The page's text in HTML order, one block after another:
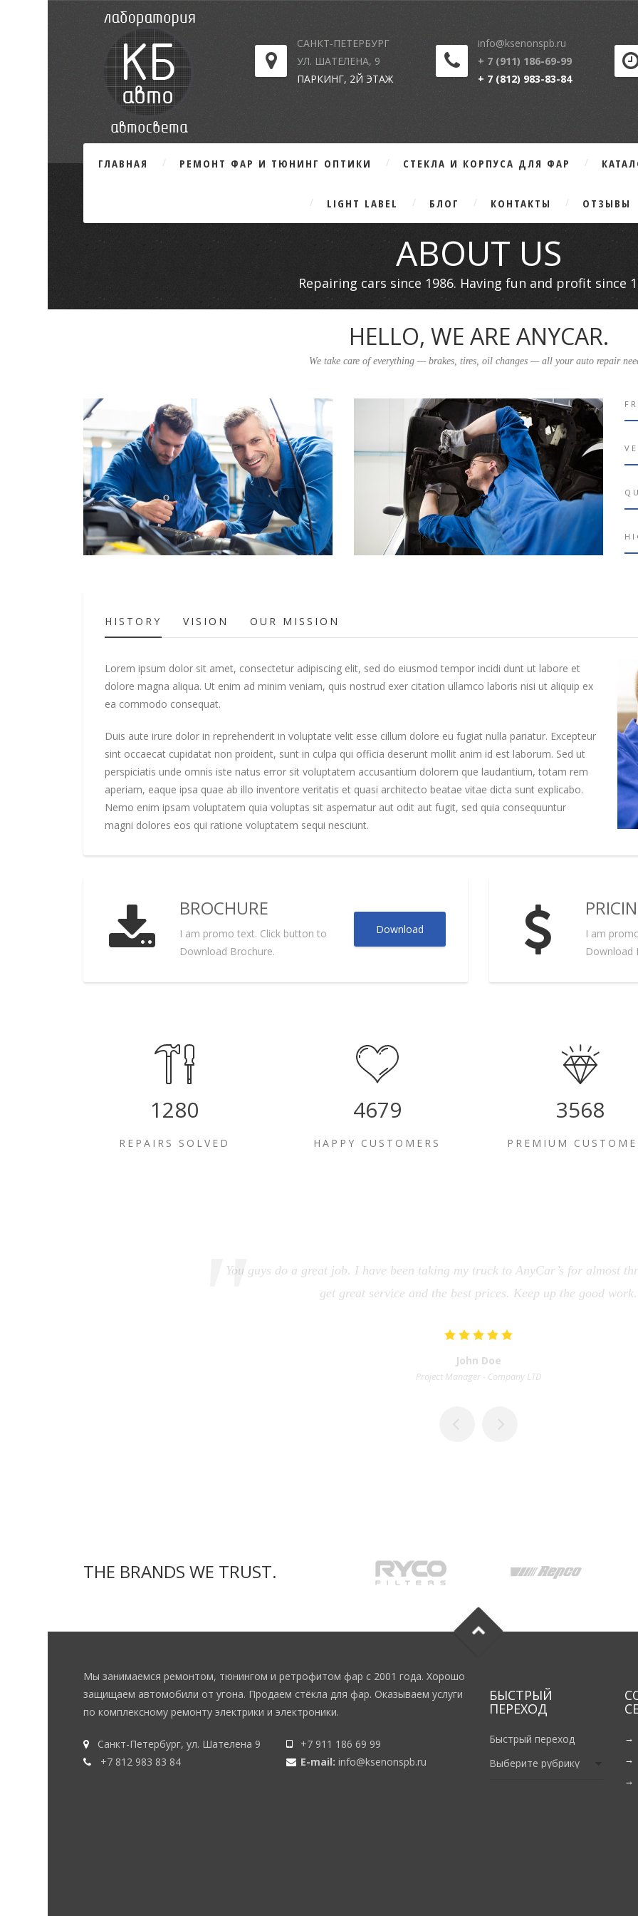
САНКТ-ПЕТЕРБУРГ
УЛ. ШАТЕЛЕНА, 9
ПАРКИНГ, 2Й ЭТАЖ
info@ksenonspb.ru
+ 7 (911) 186-69-99
+ 7 (812) 983-83-84
ГЛАВНАЯ РЕМОНТ ФАР И ТЮНИНГ ОПТИКИ СТЕКЛА И КОРПУСА ДЛЯ ФАР
LIGHT LABEL БЛОГ КОНТАКТЫ ОТЗЫВЫ
ABOUT US
Repairing cars since 1986. Having fun and profit since
HELLO, WE ARE ANYCAR.
We take care of everything — brakes, tires, oil changes — all your auto repair
HISTORY VISION OUR MISSION
Lorem ipsum dolor sit amet, consectetur adipiscing elit, sed do eiusmod tempor incidi dunt ut labore et
dolore magna aliqua. Ut enim ad minim veniam, quis nostrud exer citation ullamco laboris nisi ut aliquip ex
ea commodo consequat.
Duis aute irure dolor in reprehenderit in voluptate velit esse cillum dolore eu fugiat nulla pariatur. Excepteur
sint occaecat cupidatat non proident, sunt in culpa qui officia deserunt mollit anim id est laborum. Sed ut
perspiciatis unde omnis iste natus error sit voluptatem accusantium dolorem que laudantium, totam rem
aperiam, eaque ipsa quae ab illo inventore veritatis et quasi architecto beatae vitae dicta sunt explicabo.
Nemo enim ipsam voluptatem quia voluptas sit aspernatur aut odit aut fugit, sed quia consequuntur
magni dolores eos qui ratione voluptatem sequi nesciunt.
BROCHURE
I am promo text. Click button to
Download Brochure.
Download
I am
Download
1280
REPAIRS SOLVED
4679
HAPPY CUSTOMERS
3568
PREMIUM
You guys do a great job. I have been taking my truck to AnyCar’s for almost
get great service and the best prices. Keep up the good work.
John Doe
Project Manager - Company LTD
THE BRANDS WE TRUST.
Мы занимаемся ремонтом, тюнингом и ретрофитом фар с 2001 года. Хорошо
защищаем автомобили от угона. Продаем стёкла для фар. Оказываем услуги
по комплексному ремонту электрики и электроники.
Санкт-Петербург, ул. Шателена 9
+7 812 983 83 84
+7 911 186 69 99
E-mail: info@ksenonspb.ru
БЫСТРЫЙ
ПЕРЕХОД
Быстрый переход